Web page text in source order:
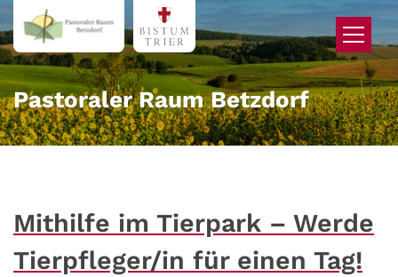
Zum Inhalt springen
Pastoraler Raum Betzdorf
Mithilfe im Tierpark – Werde
Tierpfleger/in für einen Tag!